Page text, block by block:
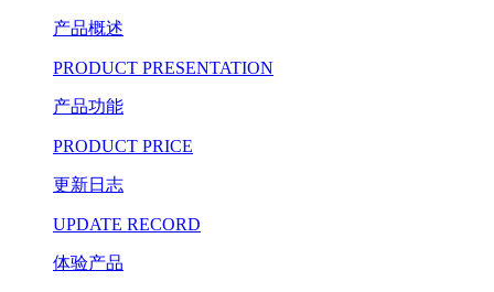
产品概述
PRODUCT PRESENTATION
产品功能
PRODUCT PRICE
更新日志
UPDATE RECORD
体验产品